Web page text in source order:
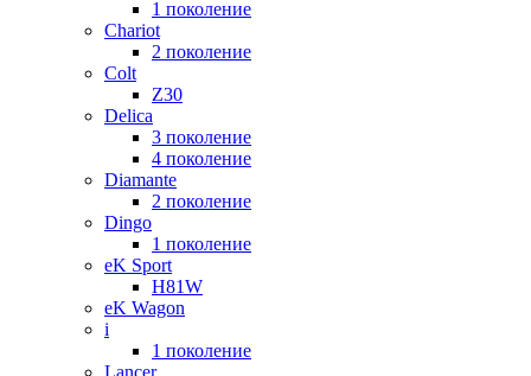
1 поколение
Chariot
2 поколение
Colt
Z30
Delica
3 поколение
4 поколение
Diamante
2 поколение
Dingo
1 поколение
eK Sport
H81W
eK Wagon
i
1 поколение
Lancer